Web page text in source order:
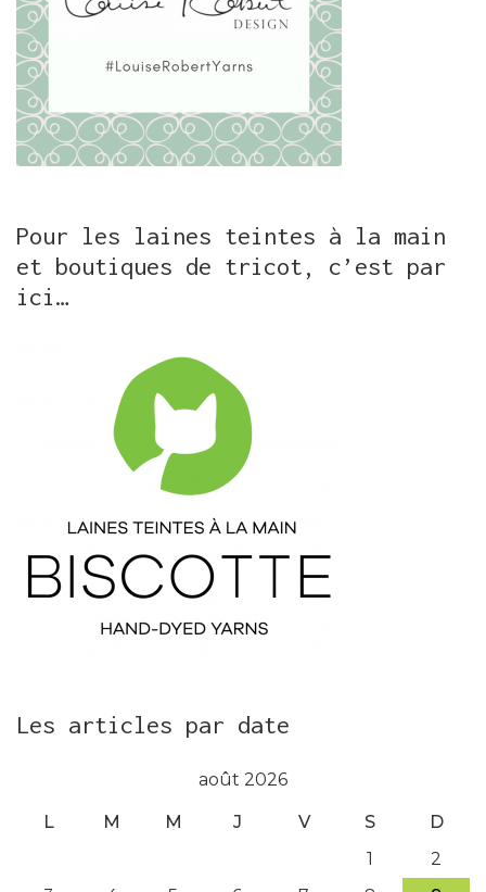
Pour les laines teintes à la main
et boutiques de tricot, c’est par
ici…
Les articles par date
août 2026
L M M J V S
D
1
2